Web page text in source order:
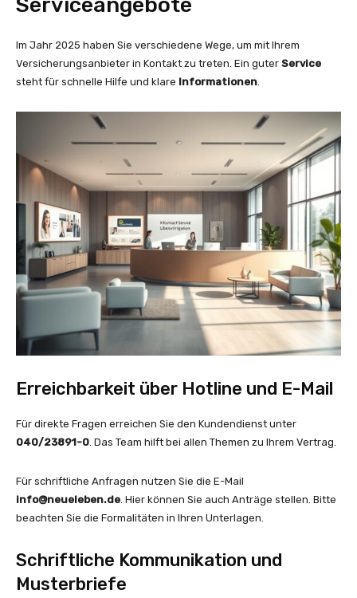
Im Jahr 2025 haben Sie verschiedene Wege, um mit Ihrem
Versicherungsanbieter in Kontakt zu treten. Ein guter Service
steht für schnelle Hilfe und klare Informationen.
Erreichbarkeit über Hotline und E-Mail
Für direkte Fragen erreichen Sie den Kundendienst unter
040/23891-0. Das Team hilft bei allen Themen zu Ihrem Vertrag.
Für schriftliche Anfragen nutzen Sie die E-Mail
info@neueleben.de. Hier können Sie auch Anträge stellen. Bitte
beachten Sie die Formalitäten in Ihren Unterlagen.
Schriftliche Kommunikation und
Musterbriefe